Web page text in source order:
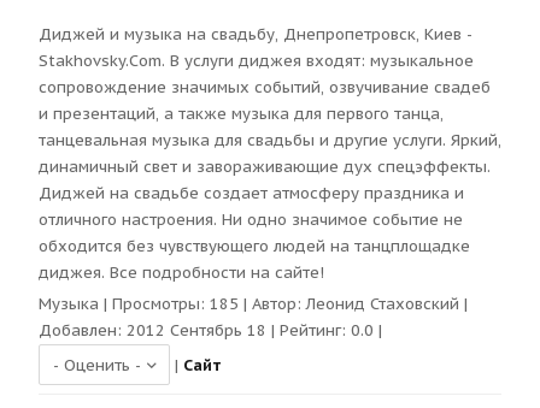
Диджей и музыка на свадьбу, Днепропетровск, Киев -
Stakhovsky.Com. В услуги диджея входят: музыкальное
сопровождение значимых событий, озвучивание свадеб
и презентаций, а также музыка для первого танца,
танцевальная музыка для свадьбы и другие услуги. Яркий,
динамичный свет и завораживающие дух спецэффекты.
Диджей на свадьбе создает атмосферу праздника и
отличного настроения. Ни одно значимое событие не
обходится без чувствующего людей на танцплощадке
диджея. Все подробности на сайте!
Музыка | Просмотры: 185 | Автор:Леонид Стаховский |
Добавлен: 2012 Сентябрь 18 | Рейтинг: 0.0 |
| Сайт